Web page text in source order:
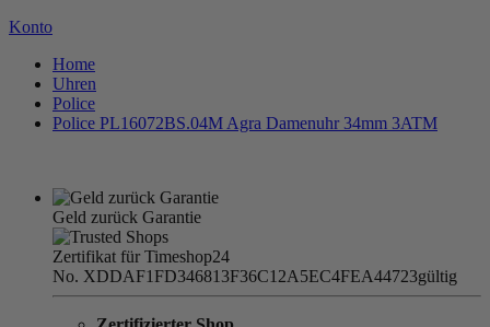
Konto
Home
Uhren
Police
Police PL16072BS.04M Agra Damenuhr 34mm 3ATM
Geld zurück Garantie
Zertifikat für Timeshop24
No. XDDAF1FD346813F36C12A5EC4FEA44723gültig